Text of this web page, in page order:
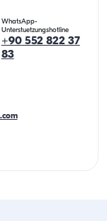
WhatsApp-
Unterstuetzungshotline
+90 552 822 37
83